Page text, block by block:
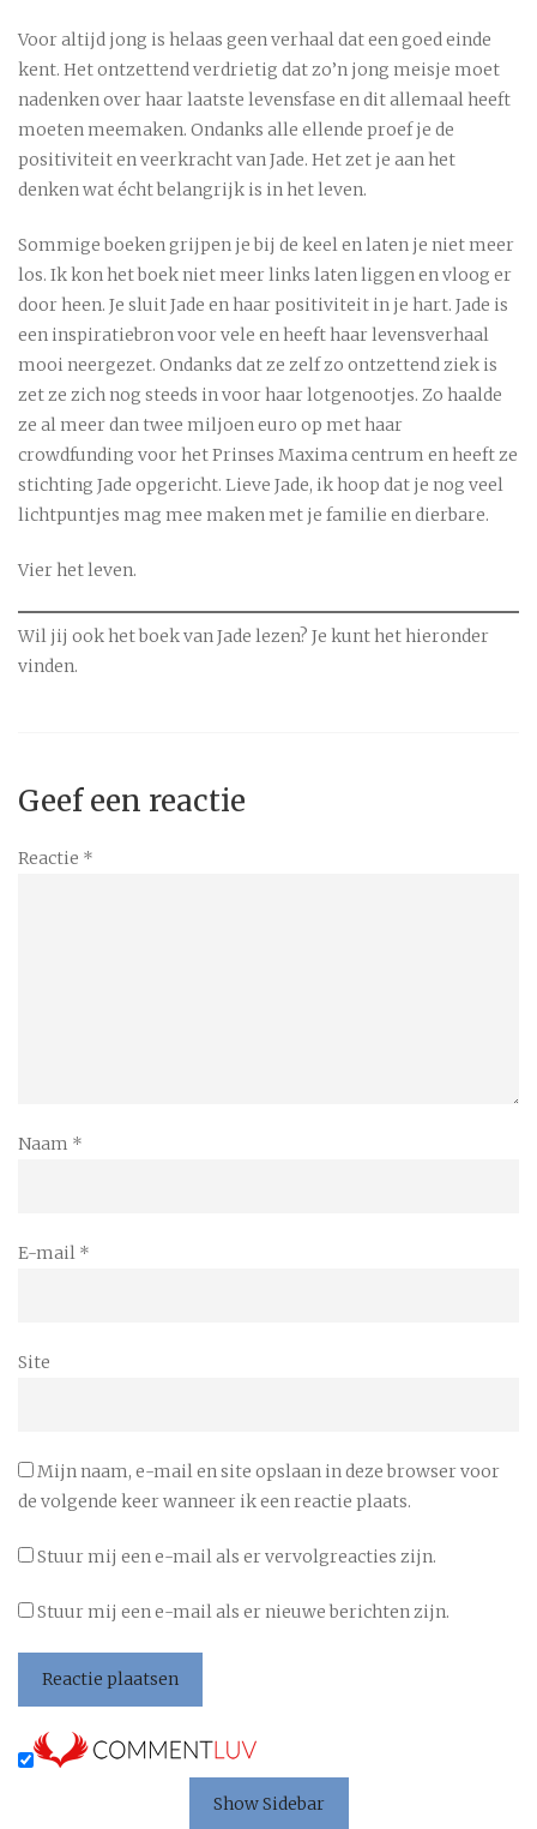
Voor altijd jong is helaas geen verhaal dat een goed einde
kent. Het ontzettend verdrietig dat zo’n jong meisje moet
nadenken over haar laatste levensfase en dit allemaal heeft
moeten meemaken. Ondanks alle ellende proef je de
positiviteit en veerkracht van Jade. Het zet je aan het
denken wat écht belangrijk is in het leven.
Sommige boeken grijpen je bij de keel en laten je niet meer
los. Ik kon het boek niet meer links laten liggen en vloog er
door heen. Je sluit Jade en haar positiviteit in je hart. Jade is
een inspiratiebron voor vele en heeft haar levensverhaal
mooi neergezet. Ondanks dat ze zelf zo ontzettend ziek is
zet ze zich nog steeds in voor haar lotgenootjes. Zo haalde
ze al meer dan twee miljoen euro op met haar
crowdfunding voor het Prinses Maxima centrum en heeft ze
stichting Jade opgericht. Lieve Jade, ik hoop dat je nog veel
lichtpuntjes mag mee maken met je familie en dierbare.
Vier het leven.
Wil jij ook het boek van Jade lezen? Je kunt het hieronder
vinden.
Geef een reactie
Reactie *
Naam *
E-mail *
Site
Mijn naam, e-mail en site opslaan in deze browser voor
de volgende keer wanneer ik een reactie plaats.
Stuur mij een e-mail als er vervolgreacties zijn.
Stuur mij een e-mail als er nieuwe berichten zijn.
Show Sidebar